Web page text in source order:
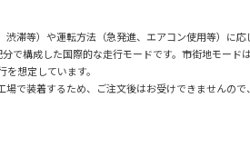
滞等）や運転方法（急発進、エアコン使用等）に応
で構成した国際的な走行モードです。市街地モー
想定しています。
で装着するため、ご注文後はお受けできませんので